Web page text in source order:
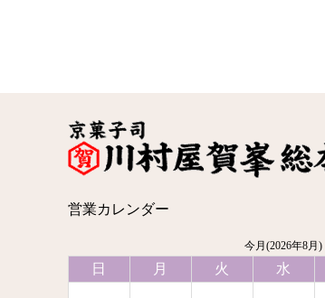
営業カレンダー
今月(2026年8月)
日 月 火 水